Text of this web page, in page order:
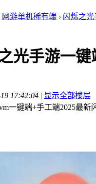
网游单机稀有端 › 闪烁之
光手游一
17:42:04 | 显示全部楼层
一键端+手工端2025最新